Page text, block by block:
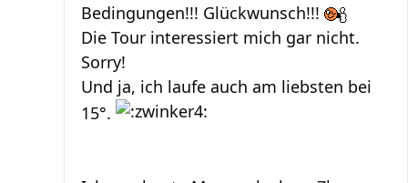
Bedingungen!!! Glückwunsch!!!
Die Tour interessiert mich gar nicht.
Sorry!
Und ja, ich laufe auch am liebsten bei
15°.